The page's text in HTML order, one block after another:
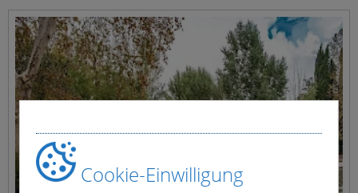
Cookie-Einwilligung